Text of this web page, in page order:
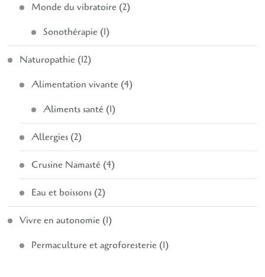
Monde du vibratoire (2)
Sonothérapie (1)
Naturopathie (12)
Alimentation vivante (4)
Aliments santé (1)
Allergies (2)
Crusine Namasté (4)
Eau et boissons (2)
Vivre en autonomie (1)
Permaculture et agroforesterie (1)